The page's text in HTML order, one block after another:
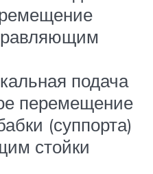
подача
перемещение
(суппорта)
стойки